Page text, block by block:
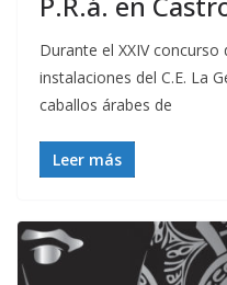
Durante el XXIV concurso
instalaciones del C.E. La
caballos árabes de
Leer más